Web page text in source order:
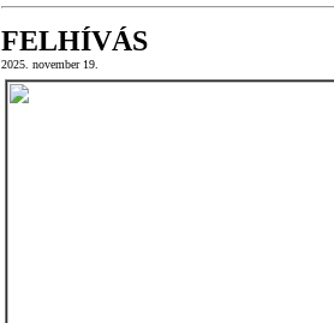
FELHÍVÁS
2025. november 19.